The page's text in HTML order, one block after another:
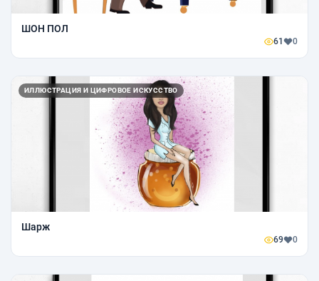
ШОН ПОЛ
61 0
ИЛЛЮСТРАЦИЯ И ЦИФРОВОЕ ИСКУССТВО
Шарж
69 0